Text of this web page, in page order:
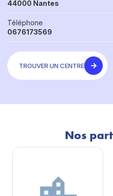
44000 Nantes
Téléphone
0676173569
TROUVER UN CENTRE
Nos